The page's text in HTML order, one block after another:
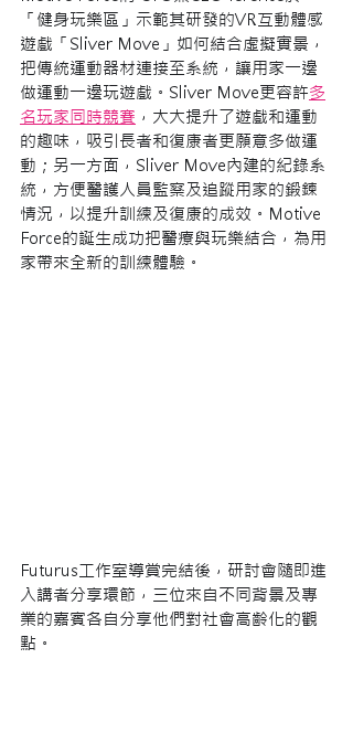
「健身玩樂區」示範其研發的VR互動體感
遊戲「Sliver Move」如何結合虛擬實景，
把傳統運動器材連接至系統，讓用家一邊
做運動一邊玩遊戲。Sliver Move更容許多
名玩家同時競賽 ，大大提升了遊戲和運動
的趣味，吸引長者和復康者更願意多做運
動；另一方面，Sliver Move內建的紀錄系
統，方便醫護人員監察及追蹤用家的鍛鍊
情況，以提升訓練及復康的成效。Motive
Force的誕生成功把醫療與玩樂結合，為用
家帶來全新的訓練體驗。
Futurus工作室導賞完結後，研討會隨即進
入講者分享環節，三位來自不同背景及專
業的嘉賓各自分享他們對社會高齡化的觀
點。